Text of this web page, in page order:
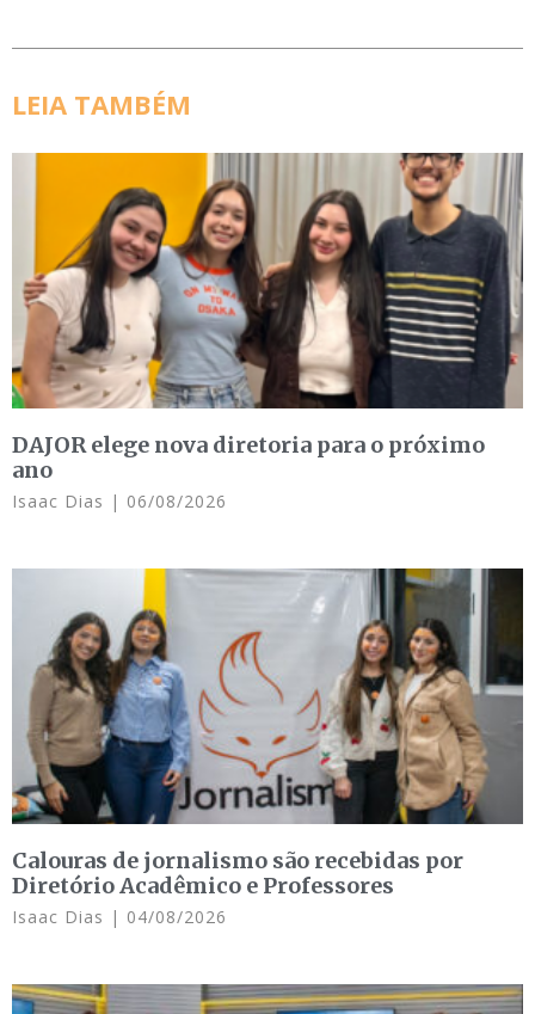
LEIA TAMBÉM
DAJOR elege nova diretoria para o próximo
ano
Isaac Dias 06/08/2026
Calouras de jornalismo são recebidas por
Diretório Acadêmico e Professores
Isaac Dias 04/08/2026